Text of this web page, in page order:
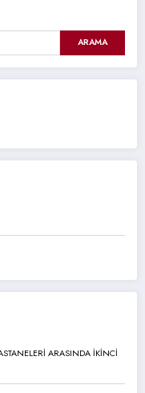
ARAMA
ARASINDA İKİNCİ